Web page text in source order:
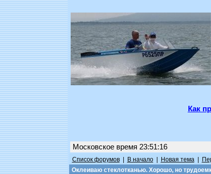
Как
Московское время 23:51:16
Список форумов| В начало| Новая тема|
Оклеиваю стеклотканью. Хорошо, но